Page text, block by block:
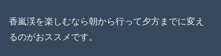
香嵐渓を楽しむなら朝から行って夕方までに変え
るのがおススメです。